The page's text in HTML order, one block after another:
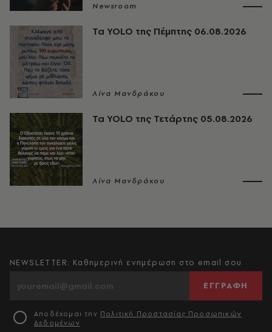
Newsroom
Τα YOLO της Πέμπτης 06.08.2026
Λίνα Μανδράκου
Τα YOLO της Τετάρτης 05.08.2026
Λίνα Μανδράκου
NEWSLETTER: Καθημερινή ενημέρωση στο email σου
ΕΓΓΡΑΦΗ
Αποδέχομαι την Πολιτική Προστασίας Προσωπικών
Δεδομένων